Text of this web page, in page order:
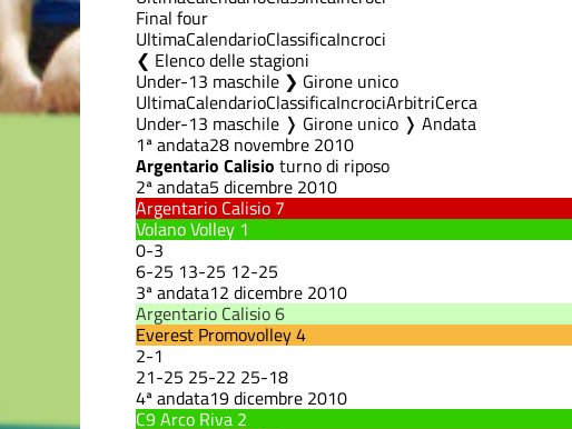
Final four
UltimaCalendarioClassificaIncroci
Elenco delle stagioni
Under-13 maschile ❯ Girone unico
UltimaCalendarioClassificaIncrociArbitriCerca
Under-13 maschile ❭ Girone unico ❭ Andata
1ª andata28 novembre 2010
Argentario Calisio turno di riposo
2ª andata5 dicembre 2010
Argentario Calisio 7
Volano Volley 1
0-3
6-25 13-25 12-25
3ª andata12 dicembre 2010
Argentario Calisio6
Everest Promovolley4
2-1
21-25 25-22 25-18
4ª andata19 dicembre 2010
C9 Arco Riva 2